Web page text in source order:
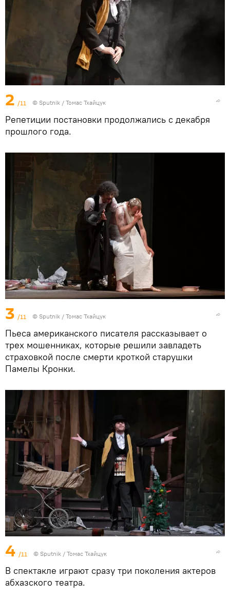
2 /11 © Sputnik / Томас Тхайцук
Репетиции постановки продолжались с декабря
прошлого года.
3 /11 © Sputnik / Томас Тхайцук
Пьеса американского писателя рассказывает о
трех мошенниках, которые решили завладеть
страховкой после смерти кроткой старушки
Памелы Кронки.
4 /11 © Sputnik / Томас Тхайцук
В спектакле играют сразу три поколения актеров
абхазского театра.